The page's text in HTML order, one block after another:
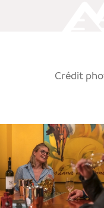
Crédit